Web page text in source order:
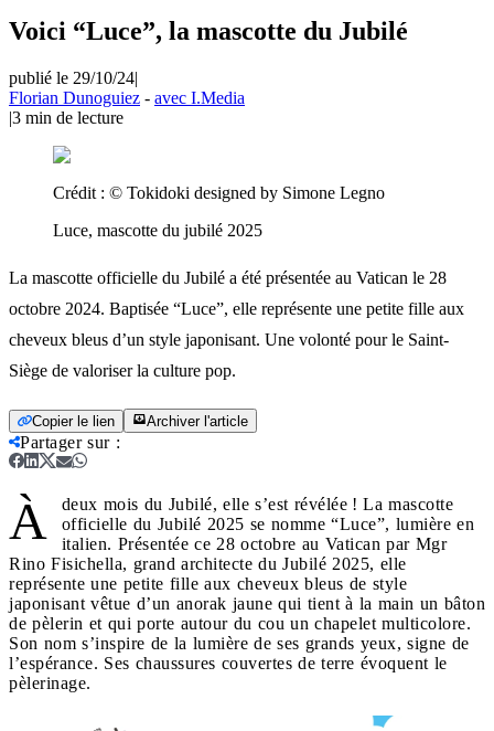
Voici “Luce”, la mascotte du Jubilé
publié le 29/10/24|
Florian Dunoguiez - avec I.Media
|3 min de lecture
Crédit : © Tokidoki designed by Simone Legno
Luce, mascotte du jubilé 2025
La mascotte officielle du Jubilé a été présentée au Vatican le 28
octobre 2024. Baptisée “Luce”, elle représente une petite fille aux
cheveux bleus d’un style japonisant. Une volonté pour le Saint-
Siège de valoriser la culture pop.
Copier le lien Archiver l'article
Partager sur:
À
deux mois du Jubilé, elle s’est révélée ! La mascotte
officielle du Jubilé 2025 se nomme “Luce”, lumière en
italien. Présentée ce 28 octobre au Vatican par Mgr
Rino Fisichella, grand architecte du Jubilé 2025, elle
représente une petite fille aux cheveux bleus de style
japonisant vêtue d’un anorak jaune qui tient à la main un bâton
de pèlerin et qui porte autour du cou un chapelet multicolore.
Son nom s’inspire de la lumière de ses grands yeux, signe de
l’espérance. Ses chaussures couvertes de terre évoquent le
pèlerinage.